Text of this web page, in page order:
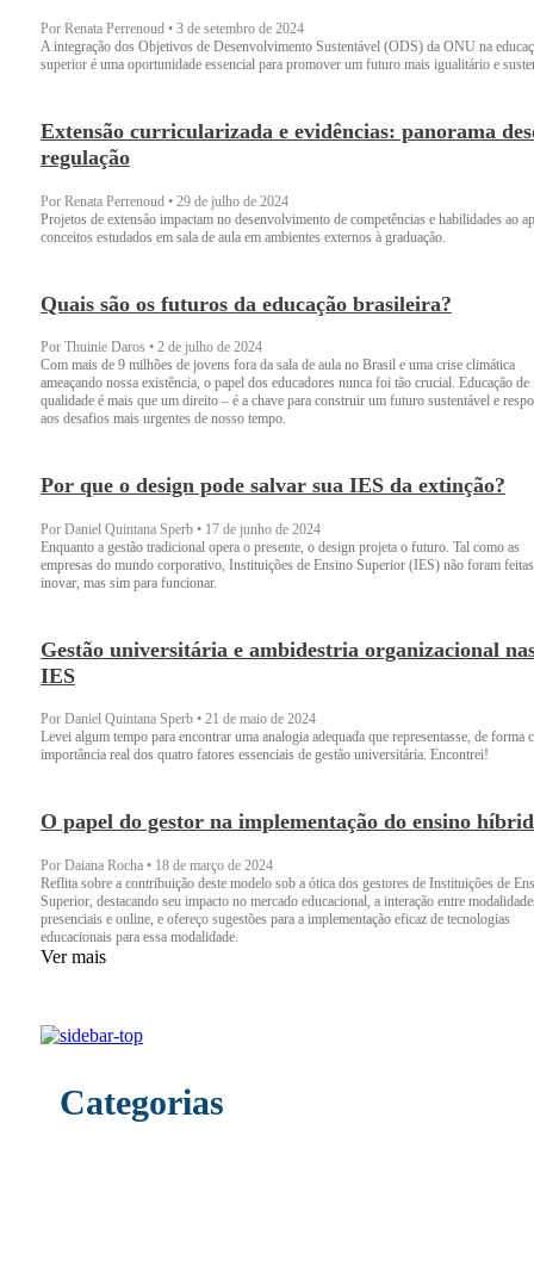
Por Renata Perrenoud • 3 de setembro de 2024
A integração dos Objetivos de Desenvolvimento Sustentável (ODS) da ONU na
superior é uma oportunidade essencial para promover um futuro mais igualitário e
Extensão curricularizada e evidências: panorama
regulação
Por Renata Perrenoud • 29 de julho de 2024
Projetos de extensão impactam no desenvolvimento de competências e habilidades ao
conceitos estudados em sala de aula em ambientes externos à graduação.
Quais são os futuros da educação brasileira?
Por Thuinie Daros • 2 de julho de 2024
Com mais de 9 milhões de jovens fora da sala de aula no Brasil e uma crise climática
ameaçando nossa existência, o papel dos educadores nunca foi tão crucial. Educação de
qualidade é mais que um direito – é a chave para construir um futuro sustentável e
aos desafios mais urgentes de nosso tempo.
Por que o design pode salvar sua IES da extinção?
Por Daniel Quintana Sperb • 17 de junho de 2024
Enquanto a gestão tradicional opera o presente, o design projeta o futuro. Tal como as
empresas do mundo corporativo, Instituições de Ensino Superior (IES) não foram
inovar, mas sim para funcionar.
Gestão universitária e ambidestria organizacional
IES
Por Daniel Quintana Sperb • 21 de maio de 2024
Levei algum tempo para encontrar uma analogia adequada que representasse, de forma
importância real dos quatro fatores essenciais de gestão universitária. Encontrei!
O papel do gestor na implementação do ensino
Por Daiana Rocha • 18 de março de 2024
Reflita sobre a contribuição deste modelo sob a ótica dos gestores de Instituições de
Superior, destacando seu impacto no mercado educacional, a interação entre
presenciais e online, e ofereço sugestões para a implementação eficaz de tecnologias
educacionais para essa modalidade.
Ver mais
Categorias